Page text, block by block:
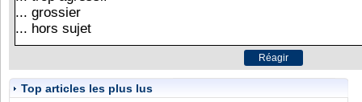
Top articles les plus lus